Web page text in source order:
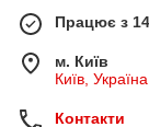
Працює з
м. Київ
Київ, Україна
Контакти